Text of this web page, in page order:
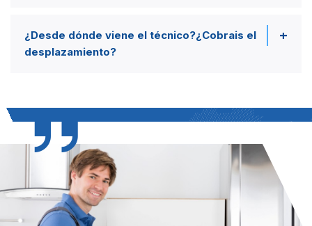
¿Desde dónde viene el técnico?¿Cobrais el
desplazamiento?